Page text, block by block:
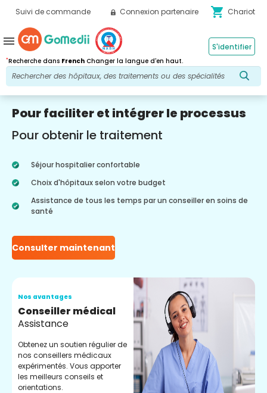
Suivi de commande Connexion partenaire shopping_cart Chariot
*Recherche dans French Changer la langue d'en haut.
S'identifier
menu
Pour faciliter et intégrer le processus
Pour obtenir le traitement
Séjour hospitalier confortable
Choix d'hôpitaux selon votre budget
Assistance de tous les temps par un conseiller en soins de
santé
Consulter maintenant
Nos avantages
Conseiller médical
Assistance
Obtenez un soutien régulier de
nos conseillers médicaux
expérimentés. Vous apporter
les meilleurs conseils et
orientations.